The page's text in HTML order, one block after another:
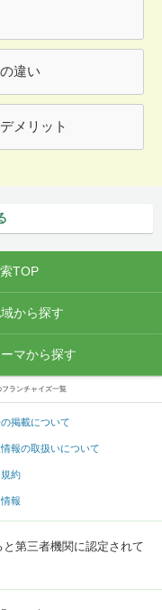
違い
メリット
TOP
から探す
マから探す
ランチャイズ一覧
掲載について
報の取扱いについて
約
報
第三者機関に認定されて